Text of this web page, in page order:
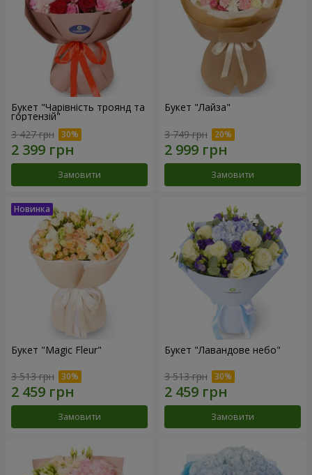
Букет "Чарівність троянд та
гортензій"
3 427 грн
Замовити
Букет "Лайза"
3 749 грн
Замовити
Букет "Magic Fleur"
3 513 грн
Замовити
Букет "Лавандове небо"
3 513 грн
Замовити